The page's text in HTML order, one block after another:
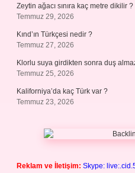
Zeytin ağacı sınıra kaç metre dikilir ?
Temmuz 29, 2026
Kınd’ın Türkçesi nedir ?
Temmuz 27, 2026
Klorlu suya girdikten sonra duş
Temmuz 25, 2026
Kaliforniya’da kaç Türk var ?
Temmuz 23, 2026
Reklam ve İletişim: Skype: